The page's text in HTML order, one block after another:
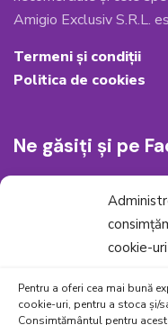
cookie-uri
Pentru a oferi cea mai bună
cookie-uri, pentru a stoca și/
Consimțământul pentru
Amigio Exclusiv S.R.L.
Termeni și condiții
Politica de cookies
Ne găsiți și pe